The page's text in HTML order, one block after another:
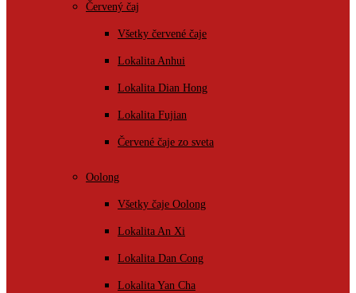
Červený čaj
Všetky červené čaje
Lokalita Anhui
Lokalita Dian Hong
Lokalita Fujian
Červené čaje zo sveta
Oolong
Všetky čaje Oolong
Lokalita An Xi
Lokalita Dan Cong
Lokalita Yan Cha